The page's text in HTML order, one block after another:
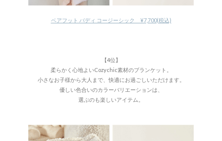
ベアフット バディ コージーシック ¥7,700(税込)
【4位】
柔らかく心地よいCozychic素材のブランケット。
小さなお子様から大人まで、快適にお過ごしいただけます。
優しい色合いのカラーバリエーションは、
選ぶのも楽しいアイテム。